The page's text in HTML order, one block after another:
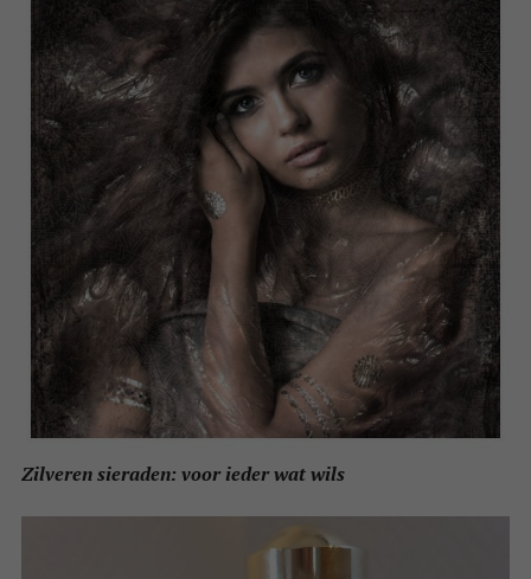
Zilveren sieraden: voor ieder wat wils